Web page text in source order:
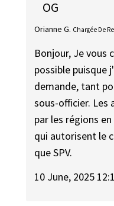
OG
Orianne G. Chargée De
Bonjour, Je vous
possible puisque
demande, tant
sous-officier. Les
par les régions
qui autorisent le
que SPV.
10 June, 2025